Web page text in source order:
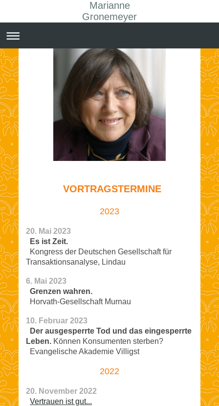
Marianne
Gronemeyer
VORTRAGSTERMINE
2023
20. Mai 2023
Es ist Zeit.
Kongress der Deutschen Gesellschaft für
Transaktionsanalyse, Lindau
6. Mai 2023
Grenzen wahren.
Horvath-Gesellschaft Murnau
10. Februar 2023
Der ausgesperrte Tod und das eingesperrte
Leben. Können Konsumenten sterben?
Evangelische Akademie Villigst
2022
20. November 2022
Vertrauen ist gut...